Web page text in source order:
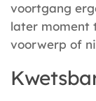
voortgang
later moment
voorwerp of